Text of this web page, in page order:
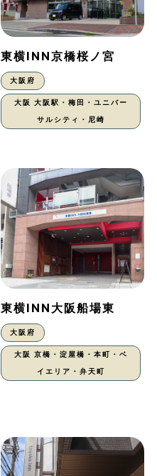
東横INN京橋桜ノ宮
大阪府
大阪 大阪駅・梅田・ユニバー
サルシティ・尼崎
東横INN大阪船場東
大阪府
大阪 京橋・淀屋橋・本町・ベ
イエリア・弁天町